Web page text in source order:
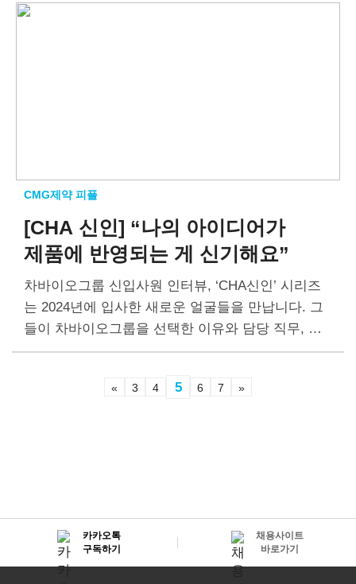
이와 할아버지 할머니의…
CMG제약 피플
[CHA 신인] “나의 아이디어가
제품에 반영되는 게 신기해요”
차바이오그룹 신입사원 인터뷰, ‘CHA신인’ 시리즈
는 2024년에 입사한 새로운 얼굴들을 만납니다. 그
들이 차바이오그룹을 선택한 이유와 담당 직무, 앞
으로의 포부를 들어보고자 합니다.두 번째로 만난
MG제약이 선보이고…
« 3 4 5 6 7 »
카카오톡
구독하기
채용사이트
바로가기